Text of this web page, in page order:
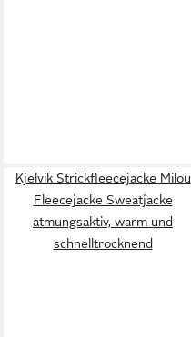
Kjelvik Strickfleecejacke Milou
Fleecejacke Sweatjacke
atmungsaktiv, warm und
schnelltrocknend